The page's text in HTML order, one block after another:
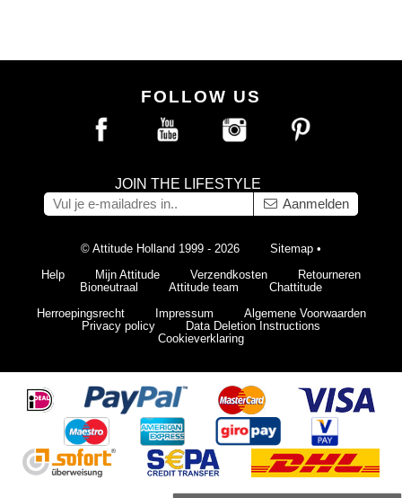
FOLLOW US
JOIN THE LIFESTYLE
Aanmelden
© Attitude Holland 1999 - 2026 Sitemap •
Help
Mijn Attitude Verzendkosten
Retourneren
Bioneutraal
Attitude team
Chattitude
Herroepingsrecht
Impressum
Algemene Voorwaarden
Privacy policy
Data Deletion Instructions
Cookieverklaring